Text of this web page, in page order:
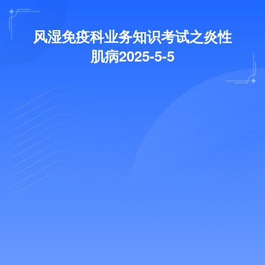
风湿免疫科业务知识考试之炎性
肌病2025-5-5